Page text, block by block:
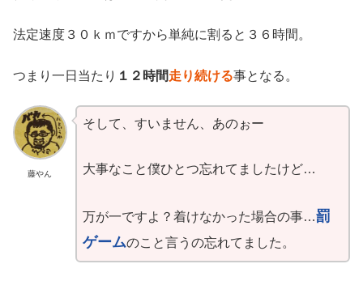
法定速度３０ｋｍですから単純に割ると３６時間。
つまり一日当たり １２時間走り続ける事となる。
藤やん
そして、すいません、あのぉー
大事なこと僕ひとつ忘れてましたけど…
万が一ですよ？着けなかった場合の事…罰
ゲームのこと言うの忘れてました。